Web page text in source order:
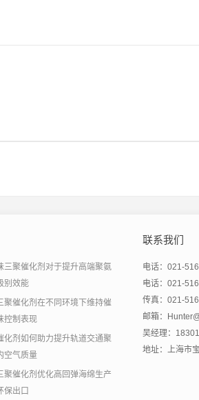
三聚催化剂对于提升高端聚氨
别效能
聚催化剂在不同环境下维持催
控制表现
化剂如何助力提升轨道交通聚
空气质量
聚催化剂优化高回弹海绵生产
保出口
联系我们
电话：021-
电话：021-
传真：021-
邮箱：
吴经理：
地址：上海市